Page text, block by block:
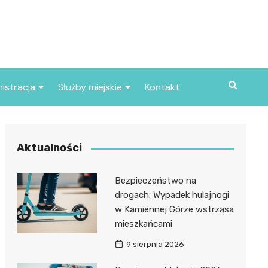
miasta
Służby miejskie
Policja
Kontakt
Aktualności
Bezpieczeństwo na
drogach: Wypadek hulajnogi
w Kamiennej Górze wstrząsa
mieszkańcami
9 sierpnia 2026